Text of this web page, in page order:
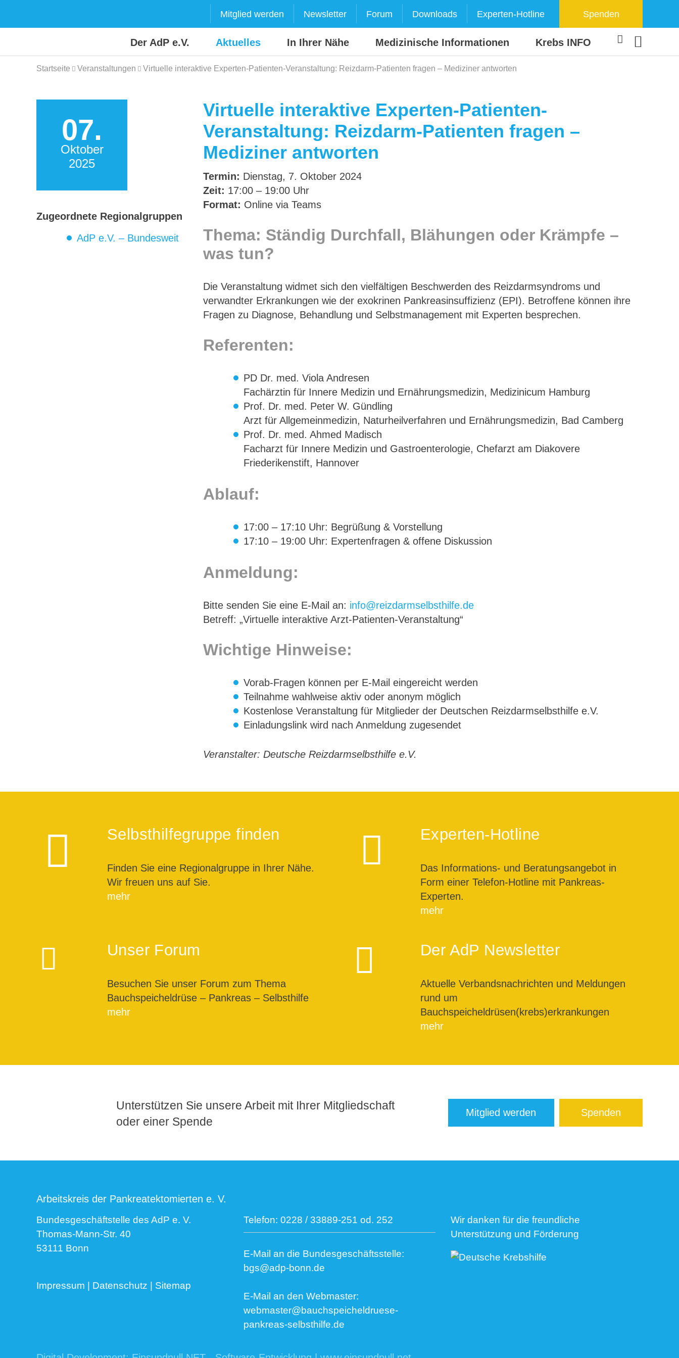
Mitglied werden Newsletter Forum Downloads Experten-Hotline Spenden
Der AdP e.V. Aktuelles In Ihrer Nähe Medizinische Informationen Krebs INFO
Startseite Veranstaltungen Virtuelle interaktive Experten-Patienten-Veranstaltung: Reizdarm-Patienten fragen – Mediziner antworten
07.
Oktober
2025
Zugeordnete Regionalgruppen
AdP e.V. – Bundesweit
Virtuelle interaktive Experten-Patienten-
Veranstaltung: Reizdarm-Patienten fragen –
Mediziner antworten
Termin: Dienstag, 7. Oktober 2024
Zeit: 17:00 – 19:00 Uhr
Format: Online via Teams
Thema: Ständig Durchfall, Blähungen oder Krämpfe –
was tun?
Die Veranstaltung widmet sich den vielfältigen Beschwerden des Reizdarmsyndroms und
verwandter Erkrankungen wie der exokrinen Pankreasinsuffizienz (EPI). Betroffene können ihre
Fragen zu Diagnose, Behandlung und Selbstmanagement mit Experten besprechen.
Referenten:
PD Dr. med. Viola Andresen
Fachärztin für Innere Medizin und Ernährungsmedizin, Medizinicum Hamburg
Prof. Dr. med. Peter W. Gündling
Arzt für Allgemeinmedizin, Naturheilverfahren und Ernährungsmedizin, Bad Camberg
Prof. Dr. med. Ahmed Madisch
Facharzt für Innere Medizin und Gastroenterologie, Chefarzt am Diakovere
Friederikenstift, Hannover
Ablauf:
17:00 – 17:10 Uhr: Begrüßung & Vorstellung
17:10 – 19:00 Uhr: Expertenfragen & offene Diskussion
Anmeldung:
Bitte senden Sie eine E-Mail an: info@reizdarmselbsthilfe.de
Betreff: „Virtuelle interaktive Arzt-Patienten-Veranstaltung“
Wichtige Hinweise:
Vorab-Fragen können per E-Mail eingereicht werden
Teilnahme wahlweise aktiv oder anonym möglich
Kostenlose Veranstaltung für Mitglieder der Deutschen Reizdarmselbsthilfe e.V.
Einladungslink wird nach Anmeldung zugesendet
Veranstalter: Deutsche Reizdarmselbsthilfe e.V.
Selbsthilfegruppe finden
Finden Sie eine Regionalgruppe in Ihrer Nähe.
Wir freuen uns auf Sie.
mehr
Experten-Hotline
Das Informations- und Beratungsangebot in
Form einer Telefon-Hotline mit Pankreas-
Experten.
mehr
Unser Forum
Besuchen Sie unser Forum zum Thema
Bauchspeicheldrüse – Pankreas – Selbsthilfe
mehr
Der AdP Newsletter
Aktuelle Verbandsnachrichten und Meldungen
rund um
Bauchspeicheldrüsen(krebs)erkrankungen
mehr
Unterstützen Sie unsere Arbeit mit Ihrer Mitgliedschaft
oder einer Spende
Mitglied werden Spenden
Arbeitskreis der Pankreatektomierten e. V.
Bundesgeschäftstelle des AdP e. V.
Thomas-Mann-Str. 40
53111 Bonn
Impressum Datenschutz Sitemap
Telefon: 0228 / 33889-251 od. 252
E-Mail an die Bundesgeschäftsstelle:
bgs@adp-bonn.de
E-Mail an den Webmaster:
webmaster@bauchspeicheldruese-
pankreas-selbsthilfe.de
Wir danken für die freundliche
Unterstützung und Förderung